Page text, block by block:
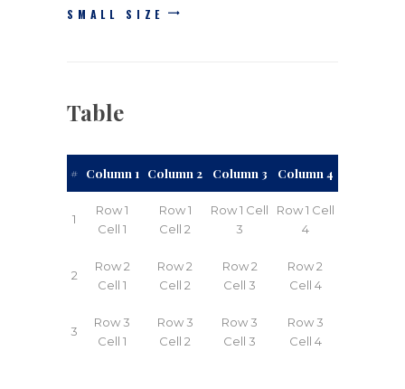
SMALL SIZE
Table
# Column 1 Column 2 Column 3 Column 4
1
Row 1
Cell 1
Row 1
Cell 2
Row 1 Cell
3
Row 1 Cell
4
2
Row 2
Cell 1
Row 2
Cell 2
Row 2
Cell 3
Row 2
Cell 4
3
Row 3
Cell 1
Row 3
Cell 2
Row 3
Cell 3
Row 3
Cell 4